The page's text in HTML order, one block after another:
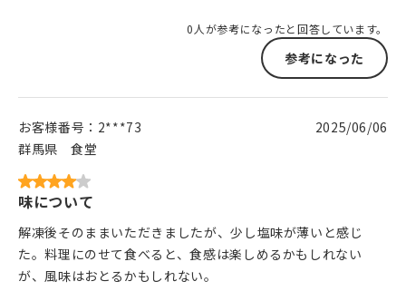
0人が参考になったと回答しています。
参考になった
お客様番号： 2***73
群馬県
食堂
2025/06/06
味について
解凍後そのままいただきましたが、少し塩味が薄いと感じ
た。料理にのせて食べると、食感は楽しめるかもしれない
が、風味はおとるかもしれない。